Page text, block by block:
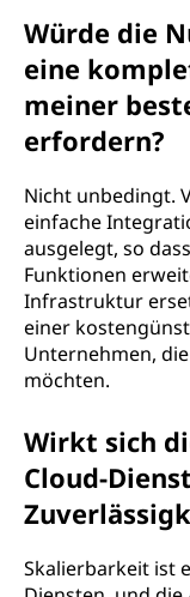
Würde die
eine
meiner
erfordern?
Nicht unbedingt.
einfache
ausgelegt, so
Funktionen
Infrastruktur
einer
Unternehmen,
möchten.
Wirkt sich
Cloud-
Skalierbarkeit ist